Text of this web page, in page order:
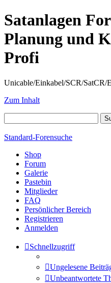
Satanlagen
Planung und
Profi
Unicable/Einkabel/SCR/SatCR/
Zum Inhalt
Standard-Forensuche
Shop
Forum
Galerie
Pastebin
Mitglieder
FAQ
Persönlicher Bereich
Registrieren
Anmelden
Schnellzugriff
Ungelesene
Unbeantwortete